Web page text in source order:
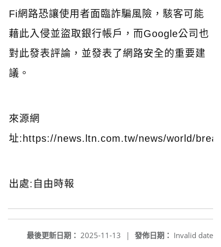
Fi網路恐讓使用者面臨詐騙風險，駭客可能
藉此入侵並盜取銀行帳戶，而Google公司也
對此發表評論，並發表了網路安全的重要建
議。
來源網
址:https://news.ltn.com.tw/news/world/
出處:自由時報
發佈日期： Invalid date
最後更新日期： 2025-11-13
|